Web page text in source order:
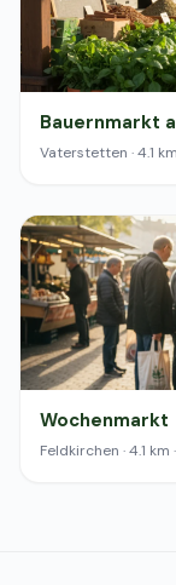
Bauernmarkt
Vaterstetten · 4.1
Wochenmarkt
Feldkirchen · 4.1 km